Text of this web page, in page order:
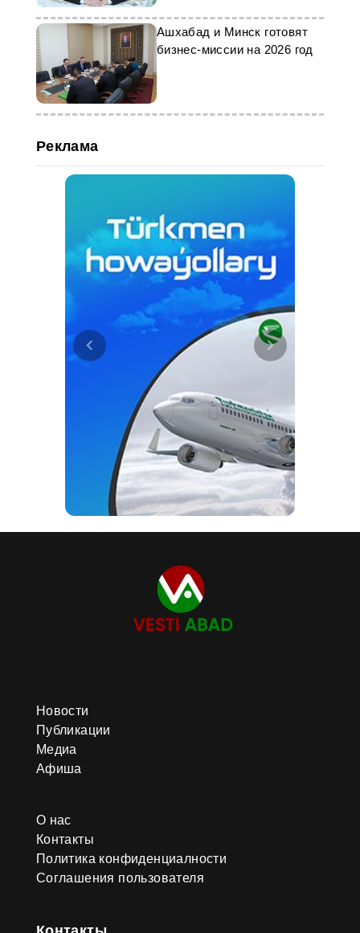
Ашхабад и Минск готовят
бизнес-миссии на 2026 год
Реклама
Новости
Публикации
Медиа
Афиша
О нас
Контакты
Политика конфиденциалности
Соглашения пользователя